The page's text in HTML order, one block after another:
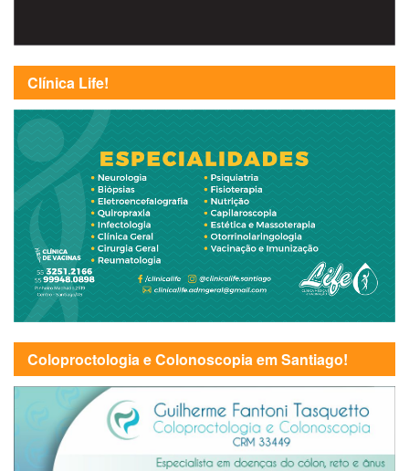
Clínica Life!
Coloproctologia e Colonoscopia em Santiago!